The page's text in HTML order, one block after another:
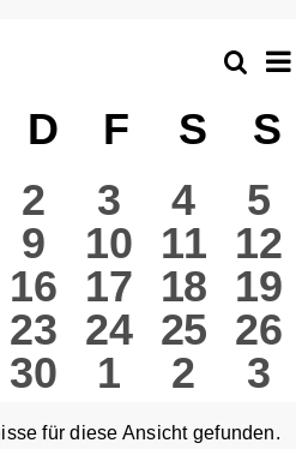
und
Suche
Mittwoch
D Donnerstag
F Freitag
S S
0
2
0
3
0
4
0
5
0
9
0
10
0
11
0
12
0
16
0
17
0
18
0
19
0
23
0
24
0
25
0
26
0
30
0
1
0
2
0
3
für diese Ansicht gefunden.